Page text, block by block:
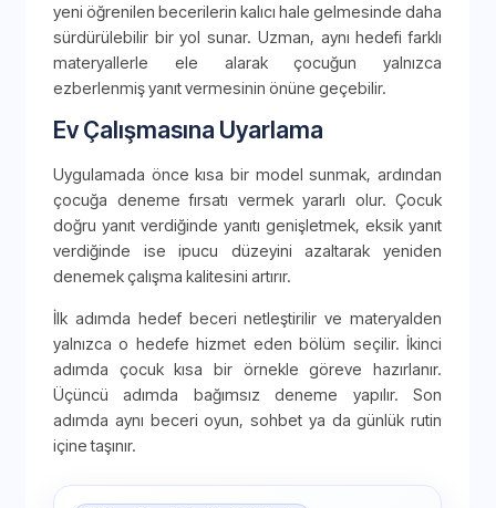
yeni öğrenilen becerilerin kalıcı hale gelmesinde daha
sürdürülebilir bir yol sunar. Uzman, aynı hedefi farklı
materyallerle ele alarak çocuğun yalnızca
ezberlenmiş yanıt vermesinin önüne geçebilir.
Ev Çalışmasına Uyarlama
Uygulamada önce kısa bir model sunmak, ardından
çocuğa deneme fırsatı vermek yararlı olur. Çocuk
doğru yanıt verdiğinde yanıtı genişletmek, eksik yanıt
verdiğinde ise ipucu düzeyini azaltarak yeniden
denemek çalışma kalitesini artırır.
İlk adımda hedef beceri netleştirilir ve materyalden
yalnızca o hedefe hizmet eden bölüm seçilir. İkinci
adımda çocuk kısa bir örnekle göreve hazırlanır.
Üçüncü adımda bağımsız deneme yapılır. Son
adımda aynı beceri oyun, sohbet ya da günlük rutin
içine taşınır.